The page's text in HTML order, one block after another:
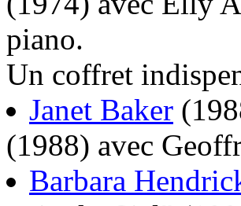
piano.
Un coffret
Janet Baker
(1988) avec
Barbara